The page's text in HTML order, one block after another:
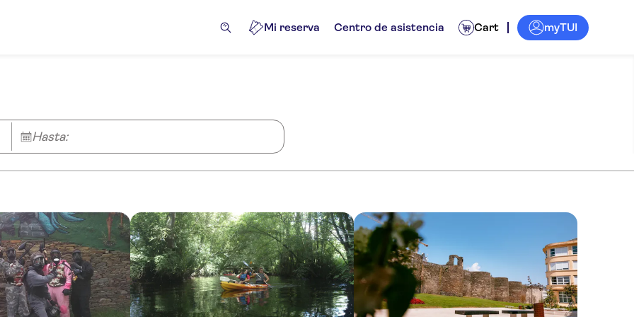
Mi reserva Centro de asistencia Cart myTUI
Hasta: